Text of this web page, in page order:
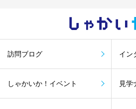
しゃかい
訪問ブログ イン
しゃかいか！イベント 見学